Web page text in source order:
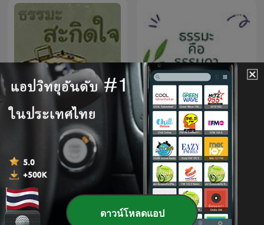
ธรรมะสะกิดใจ ธรรมะ คือ ธรรมดา
ดาวน์โหลดแอป